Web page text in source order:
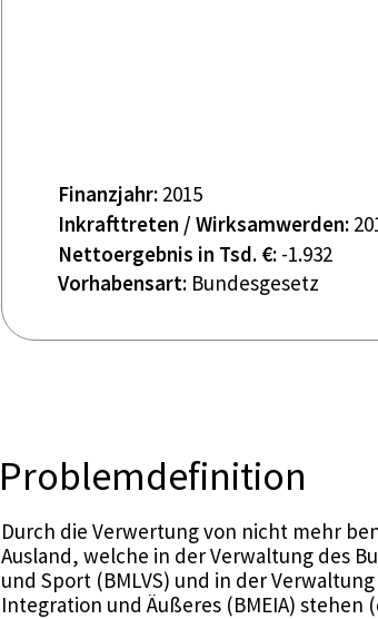
Finanzjahr: 2015
Inkrafttreten / Wirksamwerden:
Nettoergebnis in Tsd. €: -1.932
Vorhabensart: Bundesgesetz
Problemdefinition
Durch die Verwertung von nicht mehr
Ausland, welche in der Verwaltung des
und Sport (BMLVS) und in der
Integration und Äußeres (BMEIA) stehen